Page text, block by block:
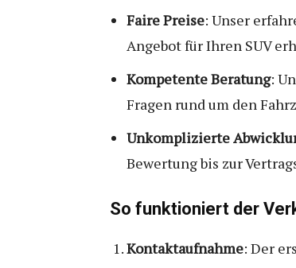
Faire Preise: Unser
Angebot für Ihren SUV
Kompetente Beratung:
Fragen rund um den
Unkomplizierte
Bewertung bis zur
So funktioniert der
Kontaktaufnahme: Der